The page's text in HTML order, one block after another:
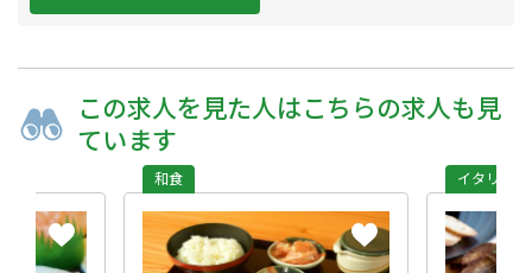
この求人を 見た人はこちらの求人も 見
ています
和食 イタリア